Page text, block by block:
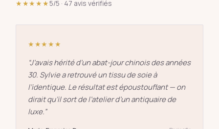
★★★★★5/5 · 47 avis vérifiés
★★★★★
“J’avais hérité d’un abat-jour chinois des années
30. Sylvie a retrouvé un tissu de soie à
l’identique. Le résultat est époustouflant — on
dirait qu’il sort de l’atelier d’un antiquaire de
luxe.”